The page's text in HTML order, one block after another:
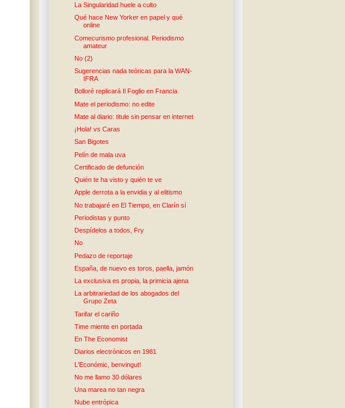
La Singularidad huele a culto
Qué hace New Yorker en papel y qué
online
Comecurismo profesional. Periodismo
amateur
No (2)
Sugerencias nada teóricas para la WAN-
IFRA
Bolloré replicará Il Foglio en Francia
Mate el periodismo: no edite
Mate al diario: titule sin pensar en internet
¡Hola! vs Caras
San Bigotes
Pelín de mala uva
Certificado de defunción
Quién te ha visto y quién te ve
Apple derrota a la envidia y al elitismo
No trabajaré en El Tiempo, en Clarín sí
Periodistas y punto
Despídelos a todos, Fry
No
Pedazo de reportaje
España, de nuevo es toros, paella, jamón
La exclusiva es propia, la primicia ajena
La arbitrariedad de los abogados del
Grupo Zeta
Tarifar el cariño
Time miente en portada
En The Economist
Diarios electrónicos en 1981
L'Económic, benvingut!
No me llamo 30 dólares
Una marea no tan negra
Nube entrópica